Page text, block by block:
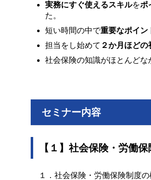
実務にすぐ使えるスキルをポ
た。
短い時間の中で重要なポイン
担当をし始めて ２か月ほどの
社会保険の知識がほとんどな
セミナー内容
【１】社会保険・労働
１．社会保険・労働保険制度の